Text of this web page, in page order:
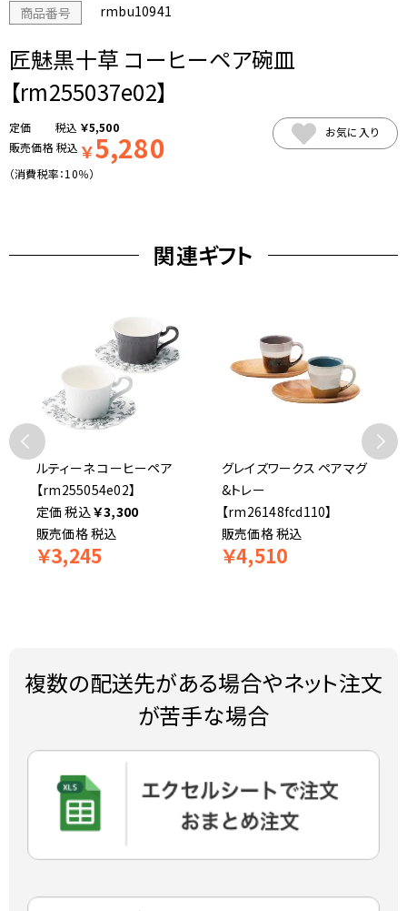
商品番号 rmbu10941
匠魅黒十草 コーヒーペア碗皿
【rm255037e02】
税込 ￥5,500
販売価格税込 ￥5,280
（消費税率：10％）
お気に入り
関連ギフト
ルティーネ コーヒーペア
【rm255054e02】
税込￥3,300
販売価格税込
￥3,245
グレイズワークス ペアマグ
&トレー
【rm26148fcd110】
販売価格税込
￥4,510
複数の配送先がある場合やネット注文
が苦手な場合